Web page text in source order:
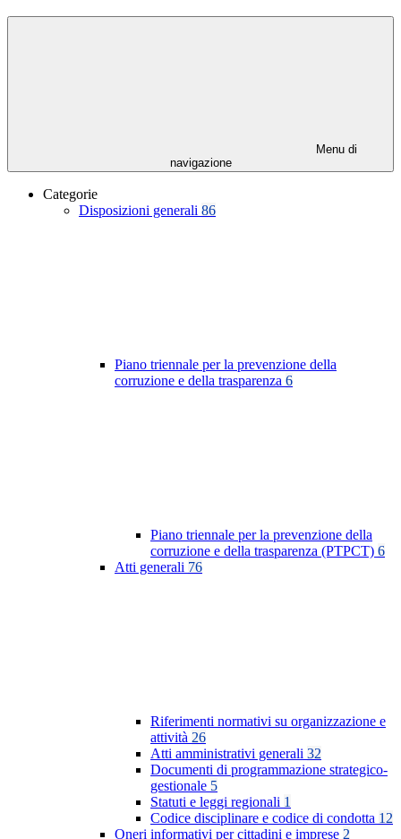
Menu di
navigazione
Categorie
Disposizioni generali 86
Piano triennale per la prevenzione della
corruzione e della trasparenza 6
Piano triennale per la prevenzione della
corruzione e della trasparenza (PTPCT) 6
Atti generali 76
Riferimenti normativi su organizzazione e
attività 26
Atti amministrativi generali 32
Documenti di programmazione strategico-
gestionale 5
Statuti e leggi regionali 1
Codice disciplinare e codice di condotta 12
Oneri informativi per cittadini e imprese 2